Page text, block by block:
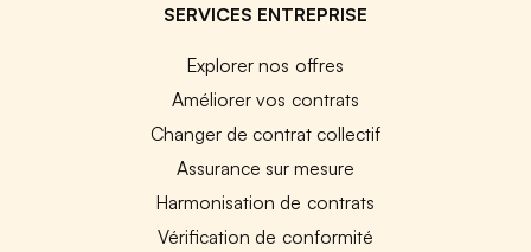
SERVICES ENTREPRISE
Explorer nos offres
Améliorer vos contrats
Changer de contrat collectif
Assurance sur mesure
Harmonisation de contrats
Vérification de conformité